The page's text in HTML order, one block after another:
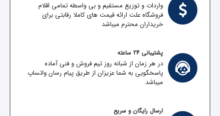
واردات و توزیع مستقیم و بی واسطه تمامی اقلام
فروشگاه علت ارائه قیمت های کاملا رقابتی برای
خریداران محترم میباشد
پشتیبانی 24 ساعته
در هر زمان از شبانه روز تیم فروش و فنی آماده
پاسخگویی به شما عزیزان از طریق پیام رسان واتساپ
میباشد.
ارسال رایگان و سریع